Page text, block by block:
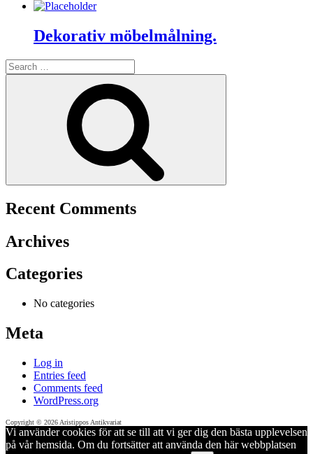
Dekorativ möbelmålning.
Search
for:
Recent Comments
Archives
Categories
No categories
Meta
Log in
Entries feed
Comments feed
WordPress.org
Copyright © 2026 Aristippos Antikvariat
Vi använder cookies för att se till att vi ger dig den bästa upplevelsen
på vår hemsida. Om du fortsätter att använda den här webbplatsen